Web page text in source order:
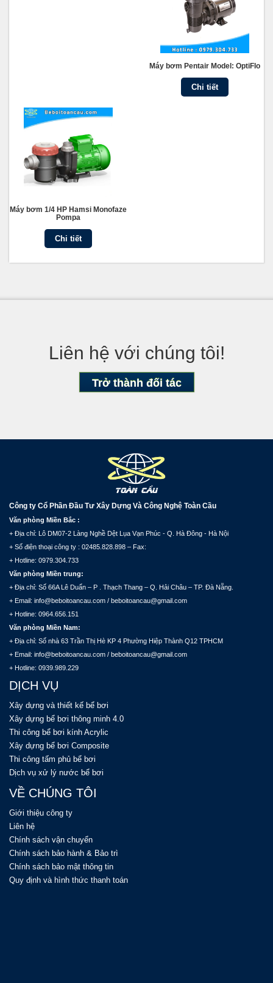
Máy bơm Pentair Model: OptiFlo
Chi tiết
Máy bơm 1/4 HP Hamsi Monofaze
Pompa
Chi tiết
Liên hệ với chúng tôi!
Trở thành đối tác
Công ty Cổ Phần Đầu Tư Xây Dựng Và Công Nghệ Toàn Cầu
Văn phòng Miền Bắc :
+ Địa chỉ: Lô DM07-2 Làng Nghề Dệt Lụa Vạn Phúc - Q. Hà Đông - Hà Nội
+ Số điện thoại công ty : 02485.828.898 – Fax:
+ Hotline: 0979.304.733
Văn phòng Miền trung:
+ Địa chỉ: Số 66A Lê Duẩn – P . Thạch Thang – Q. Hải Châu – TP. Đà Nẵng.
+ Email: info@beboitoancau.com / beboitoancau@gmail.com
+ Hotline: 0964.656.151
Văn phòng Miền Nam:
+ Địa chỉ: Số nhà 63 Trần Thị Hè KP 4 Phường Hiệp Thành Q12 TPHCM
+ Email: info@beboitoancau.com / beboitoancau@gmail.com
+ Hotline: 0939.989.229
DỊCH VỤ
Xây dựng và thiết kế bể bơi
Xây dựng bể bơi thông minh 4.0
Thi công bể bơi kính Acrylic
Xây dựng bể bơi Composite
Thi công tấm phủ bể bơi
Dịch vụ xử lý nước bể bơi
VỀ CHÚNG TÔI
Giới thiệu công ty
Liên hệ
Chính sách vận chuyển
Chính sách bảo hành & Bảo trì
Chính sách bảo mật thông tin
Quy định và hình thức thanh toán